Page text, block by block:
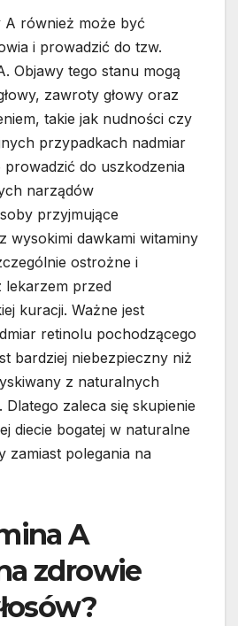
A również może być
i prowadzić do tzw.
Objawy tego stanu mogą
zawroty głowy oraz
takie jak nudności czy
przypadkach nadmiar
prowadzić do uszkodzenia
narządów
przyjmujące
wysokimi dawkami witaminy
ostrożne i
lekarzem przed
kuracji. Ważne jest
retinolu pochodzącego
bardziej niebezpieczny niż
z naturalnych
Dlatego zaleca się skupienie
diecie bogatej w naturalne
zamiast polegania na
A
zdrowie